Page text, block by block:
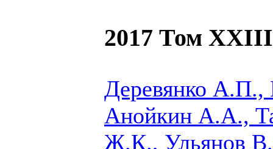
2017 Том XXIII
Деревянко
Анойкин А.А.,
Ж.К., Ульянов